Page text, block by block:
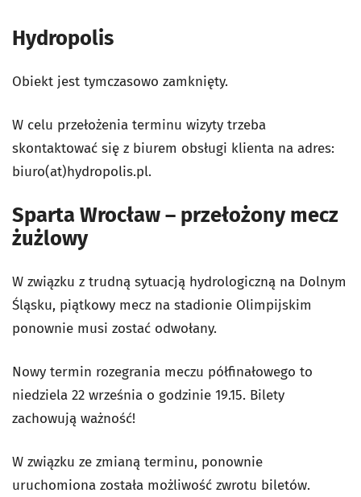
Hydropolis
Obiekt jest tymczasowo zamknięty.
W celu przełożenia terminu wizyty trzeba
skontaktować się z biurem obsługi klienta na adres:
biuro(at)hydropolis.pl.
Sparta Wrocław – przełożony mecz
żużlowy
W związku z trudną sytuacją hydrologiczną na Dolnym
Śląsku, piątkowy mecz na stadionie Olimpijskim
ponownie musi zostać odwołany.
Nowy termin rozegrania meczu półfinałowego to
niedziela 22 września o godzinie 19.15. Bilety
zachowują ważność!
W związku ze zmianą terminu, ponownie
uruchomiona została możliwość zwrotu biletów.